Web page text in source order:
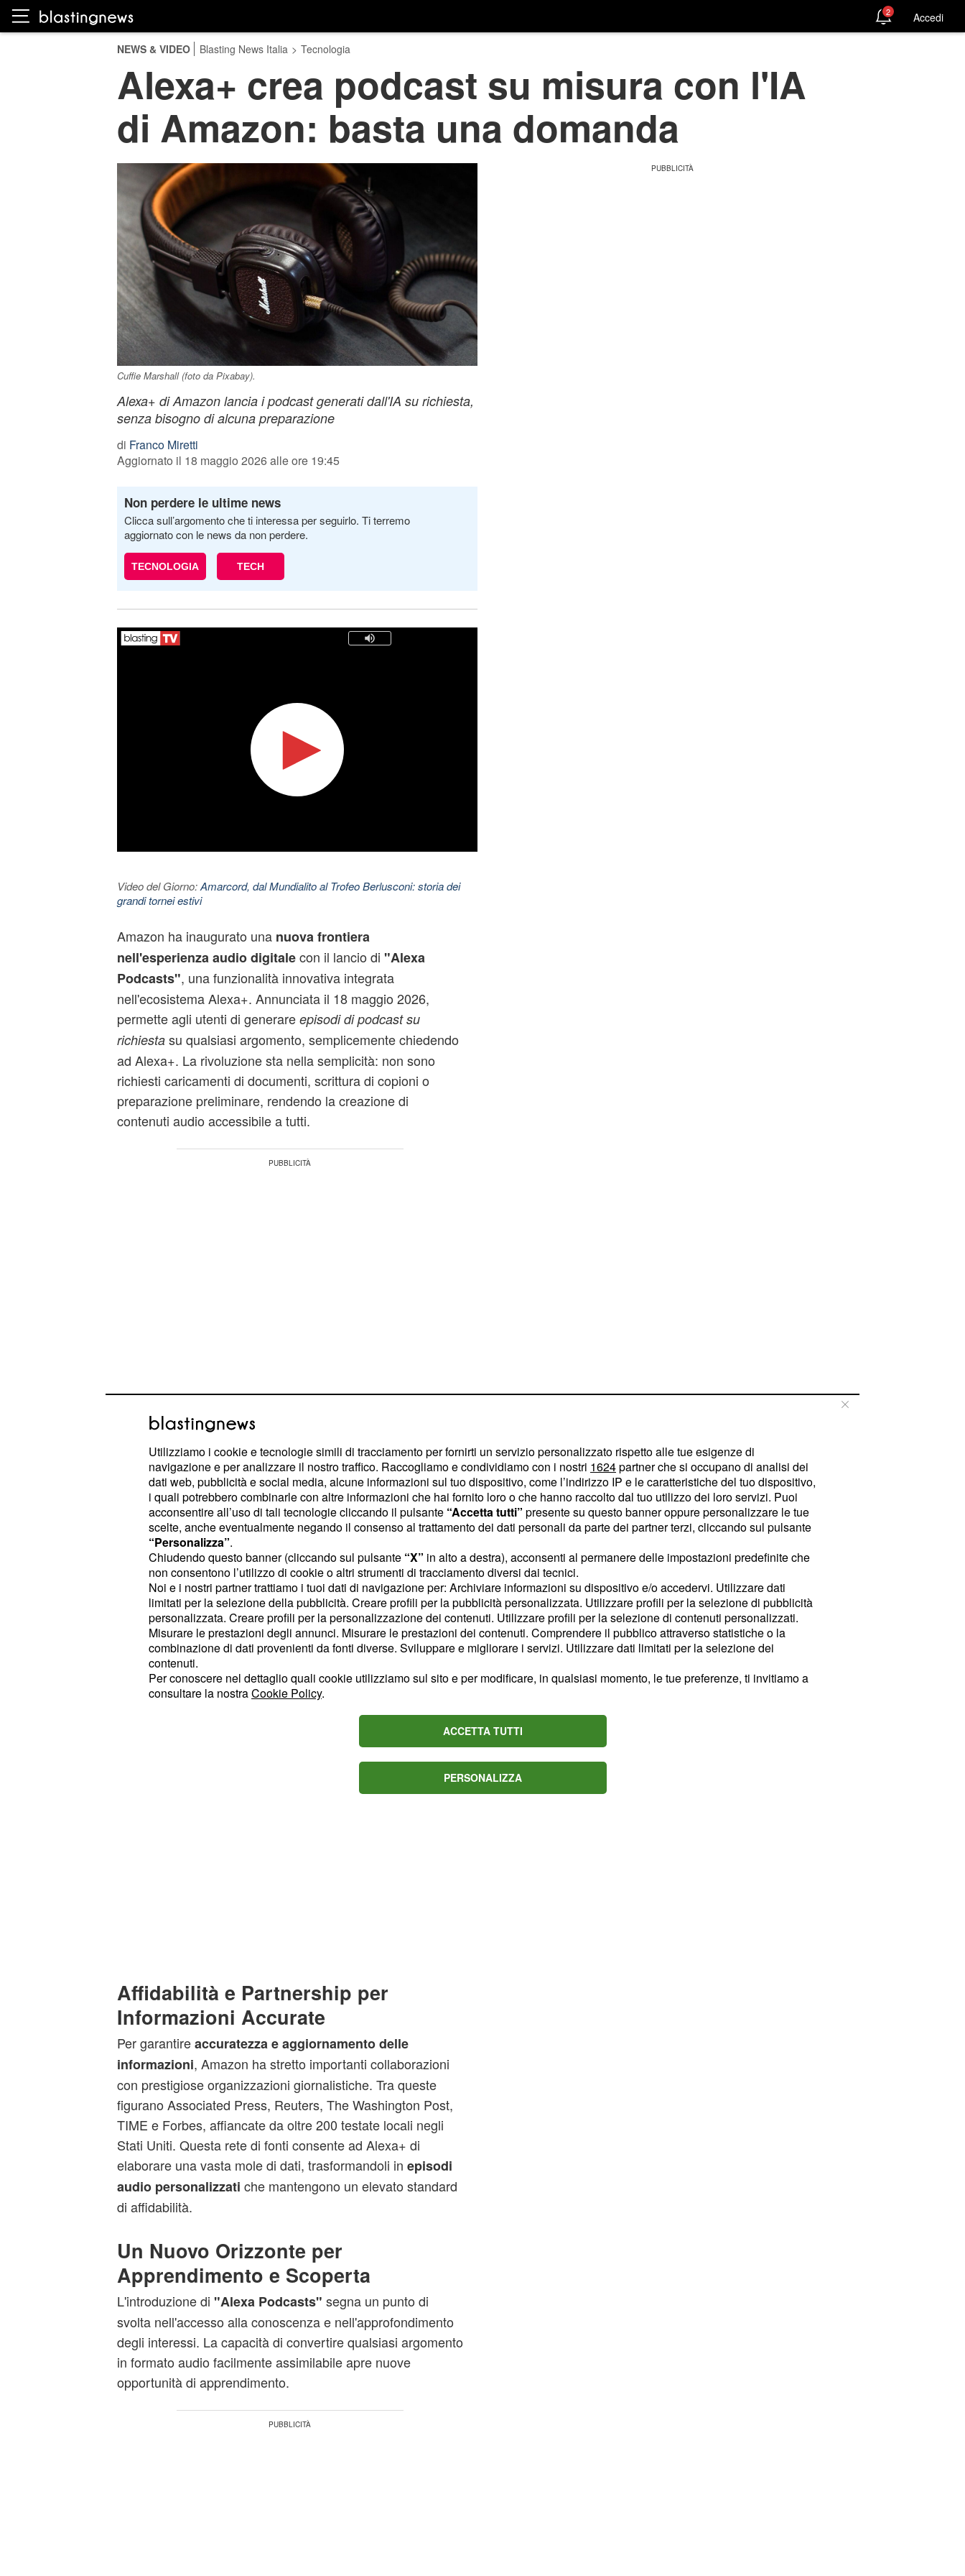
2 Accedi
NEWS & VIDEO Blasting News Italia > Tecnologia
Alexa+ crea podcast su misura con l'IA
di Amazon: basta una domanda
Cuffie Marshall (foto da Pixabay).
Alexa+ di Amazon lancia i podcast generati dall'IA su richiesta,
senza bisogno di alcuna preparazione
di Franco Miretti
Aggiornato il 18 maggio 2026 alle ore 19:45
Non perdere le ultime news
Clicca sull’argomento che ti interessa per seguirlo. Ti terremo
aggiornato con le news da non perdere.
TECNOLOGIA TECH
Video del Giorno:Amarcord, dal Mundialito al Trofeo Berlusconi: storia dei
grandi tornei estivi
Amazon ha inaugurato una nuova frontiera
nell'esperienza audio digitalecon il lancio di "Alexa
Podcasts", una funzionalità innovativa integrata
nell'ecosistema Alexa+. Annunciata il 18 maggio 2026,
permette agli utenti di generare episodi di podcast su
richiestasu qualsiasi argomento, semplicemente chiedendo
ad Alexa+. La rivoluzione sta nella semplicità: non sono
richiesti caricamenti di documenti, scrittura di copioni o
preparazione preliminare, rendendo la creazione di
contenuti audio accessibile a tutti.
Creazione Semplice di Contenuti
Audio con l'IA
La funzione"Alexa Podcasts"è stata ideata per
democratizzare la produzione di contenuti audio grazie
intelligenza artificialeavanzata. Il processo è intuitivo:
dopo aver espresso l'interesse per un tema, Alexa+
raccoglie le informazioni pertinenti e fornisce un riepilogo
dei contenuti previsti. L'utente puòpersonalizzare
lunghezza, tono e orientamentodell'episodio in una
conversazione interattiva. Successivamente, Alexa produce
la registrazione utilizzandovoci generate dall'IA. La
disponibilità del podcast è notificata su Echo Show e tramite
l'app Alexa, dove gli episodi possono essere ascoltati
immediatamente o recuperati in un secondo momento nelle
sezioni "Musica" e "Altro".
Affidabilità e Partnership per
Informazioni Accurate
Per garantireaccuratezza e aggiornamento delle
informazioni, Amazon ha stretto importanti collaborazioni
con prestigiose organizzazioni giornalistiche. Tra queste
figurano Associated Press, Reuters, The Washington Post,
TIME e Forbes, affiancate da oltre 200 testate locali negli
Stati Uniti. Questa rete di fonti consente ad Alexa+ di
elaborare una vasta mole di dati, trasformandoli in episodi
audio personalizzati che mantengono un elevato standard
di affidabilità.
Un Nuovo Orizzonte per
Apprendimento e Scoperta
L'introduzione di "Alexa Podcasts" segna un punto di
svolta nell'accesso alla conoscenza e nell'approfondimento
degli interessi. La capacità di convertire qualsiasi argomento
in formato audio facilmente assimilabile apre nuove
opportunità di apprendimento.
Utilizziamo i cookie e tecnologie simili di tracciamento per fornirti un servizio personalizzato rispetto alle tue esigenze di
navigazione e per analizzare il nostro traffico. Raccogliamo e condividiamo con i nostri 1624partner che si occupano di analisi dei
dati web, pubblicità e social media, alcune informazioni sul tuo dispositivo, come l’indirizzo IP e le caratteristiche del tuo dispositivo,
i quali potrebbero combinarle con altre informazioni che hai fornito loro o che hanno raccolto dal tuo utilizzo dei loro servizi. Puoi
acconsentire all’uso di tali tecnologie cliccando il pulsante “Accetta tutti” presente su questo banner oppure personalizzare le tue
scelte, anche eventualmente negando il consenso al trattamento dei dati personali da parte dei partner terzi, cliccando sul pulsante
“Personalizza”.
Chiudendo questo banner (cliccando sul pulsante “X” in alto a destra), acconsenti al permanere delle impostazioni predefinite che
non consentono l’utilizzo di cookie o altri strumenti di tracciamento diversi dai tecnici.
Noi e i nostri partner trattiamo i tuoi dati di navigazione per: Archiviare informazioni su dispositivo e/o accedervi. Utilizzare dati
limitati per la selezione della pubblicità. Creare profili per la pubblicità personalizzata. Utilizzare profili per la selezione di pubblicità
personalizzata. Creare profili per la personalizzazione dei contenuti. Utilizzare profili per la selezione di contenuti personalizzati.
Misurare le prestazioni degli annunci. Misurare le prestazioni dei contenuti. Comprendere il pubblico attraverso statistiche o la
combinazione di dati provenienti da fonti diverse. Sviluppare e migliorare i servizi. Utilizzare dati limitati per la selezione dei
contenuti.
Per conoscere nel dettaglio quali cookie utilizziamo sul sito e per modificare, in qualsiasi momento, le tue preferenze, ti invitiamo a
consultare la nostraCookie Policy.
ACCETTA TUTTI
PERSONALIZZA